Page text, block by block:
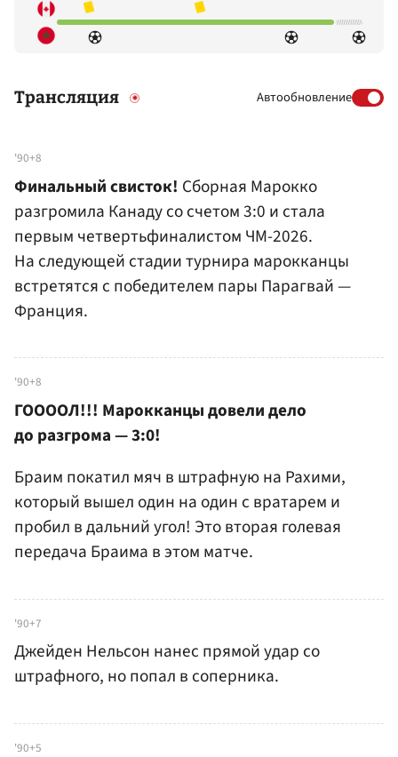
Трансляция Автообновление
'90+8
Финальный свисток! Сборная Марокко
разгромила Канаду со счетом 3:0 и стала
первым четвертьфиналистом ЧМ-2026.
На следующей стадии турнира марокканцы
встретятся с победителем пары Парагвай —
Франция.
'90+8
ГООООЛ!!! Марокканцы довели дело
до разгрома — 3:0!
Браим покатил мяч в штрафную на Рахими,
который вышел один на один с вратарем и
пробил в дальний угол! Это вторая голевая
передача Браима в этом матче.
'90+7
Джейден Нельсон нанес прямой удар со
штрафного, но попал в соперника.
'90+5